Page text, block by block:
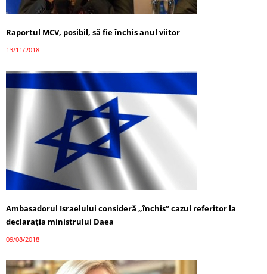
Raportul MCV, posibil, să fie închis anul viitor
13/11/2018
Ambasadorul Israelului consideră „închis” cazul referitor la
declaraţia ministrului Daea
09/08/2018